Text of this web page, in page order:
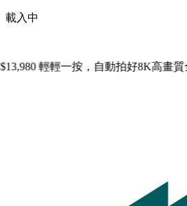
載入中
輕輕一按，自動拍好8K高畫質全